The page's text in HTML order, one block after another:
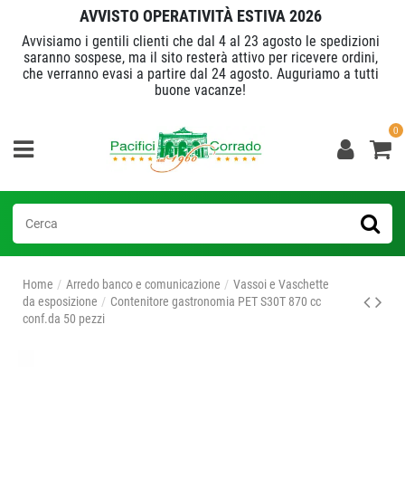
AVVISTO OPERATIVITÀ ESTIVA 2026
Avvisiamo i gentili clienti che dal 4 al 23 agosto le spedizioni
saranno sospese, ma il sito resterà attivo per ricevere ordini,
che verranno evasi a partire dal 24 agosto. Auguriamo a tutti
buone vacanze!
0
Home Arredo banco e comunicazione
Vassoi e Vaschette
da esposizione
Contenitore gastronomia PET S30T 870 cc
conf.da 50 pezzi